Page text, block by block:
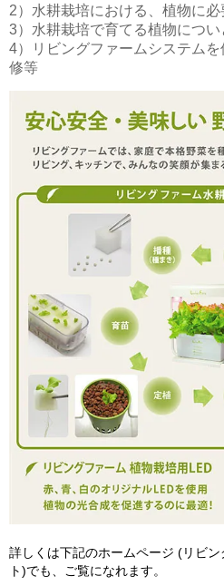
2）水耕栽培における、植物に
3）水耕栽培で育てる植物につ
4）リビングファームシステム
修等
詳しくは下記のホームページ (リビ
ト)でも、ご覧になれます。